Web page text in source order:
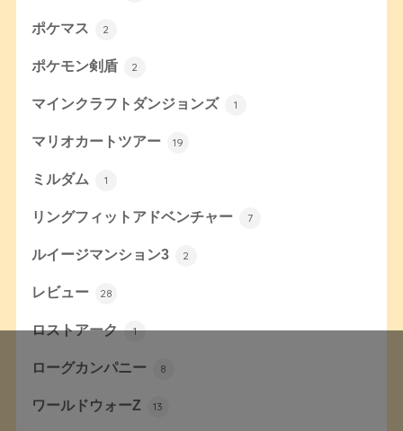
ポケマス 2
ポケモン剣盾 2
マインクラフトダンジョンズ 1
マリオカートツアー 19
ミルダム 1
リングフィットアドベンチャー 7
ルイージマンション3 2
レビュー 28
ロストアーク 1
ローグカンパニー 8
ワールドウォーZ 13